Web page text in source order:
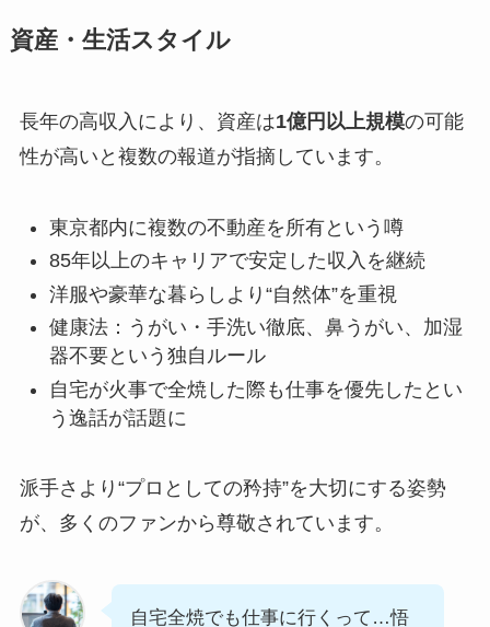
資産・生活スタイル
長年の高収入により、資産は1億円以上規模の可能
性が高いと複数の報道が指摘しています。
東京都内に複数の不動産を所有という噂
85年以上のキャリアで安定した収入を継続
洋服や豪華な暮らしより“自然体”を重視
健康法：うがい・手洗い徹底、鼻うがい、加湿
器不要という独自ルール
自宅が火事で全焼した際も仕事を優先したとい
う逸話が話題に
派手さより“プロとしての矜持”を大切にする姿勢
が、多くのファンから尊敬されています。
自宅全焼でも仕事に行くって…悟